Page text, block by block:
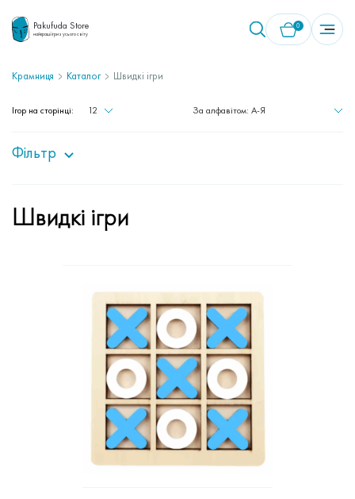
Pakufuda Store
найкращі ігри з усього світу
0
Крамниця Каталог Швидкі ігри
Ігор на сторінці: 12 За алфавітом: A-Я
Фільтр
Швидкі ігри